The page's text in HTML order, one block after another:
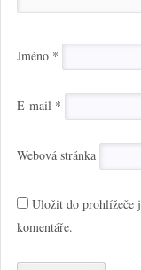
Jméno *
E-mail *
Webová stránka
Uložit do prohlížeče
komentáře.